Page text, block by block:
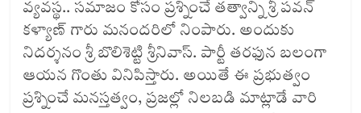
వ్యవస్థ.. సమాజం కోసం ప్రశ్నించే తత్వాన్ని శ్రీ పవన్
కళ్యాణ్ గారు మనందరిలో నింపారు. అందుకు
నిదర్శనం శ్రీ బొలిశెట్టి శ్రీనివాస్. పార్టీ తరఫున బలంగా
ఆయన గొంతు వినిపిస్తారు. అయితే ఈ ప్రభుత్వం
ప్రశ్నించే మనస్తత్వం, ప్రజల్లో నిలబడి మాట్లాడే వారి